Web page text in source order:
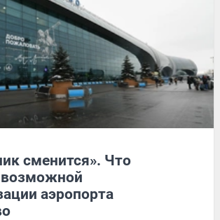
сменится». Что
возможной
аэропорта